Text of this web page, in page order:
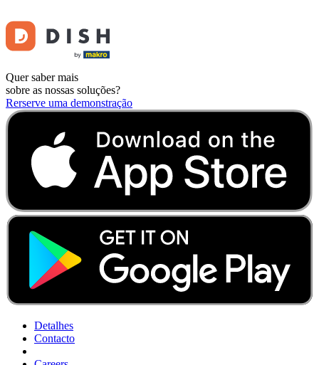
Quer saber mais
sobre as nossas soluções?
Rerserve uma demonstração
Detalhes
Contacto